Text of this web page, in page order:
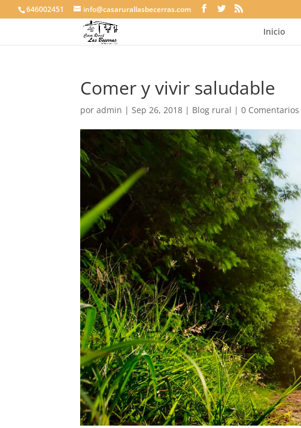
646002451 info@casarurallasbecerras.com
Inicio
Comer y vivir saludable
poradmin |Sep 26, 2018 | Blog rural |0 Comentarios